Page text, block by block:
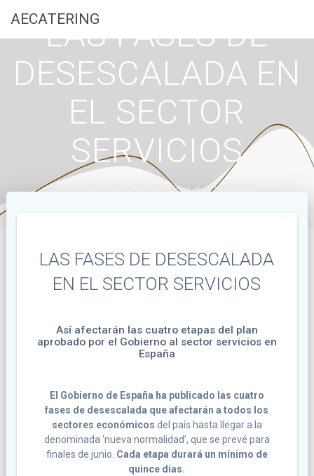
AECATERING
LAS FASES DE
DESESCALADA EN
EL SECTOR
SERVICIOS
Asociación Empresarial de Catering
LAS FASES DE DESESCALADA
EN EL SECTOR SERVICIOS
Así afectarán las cuatro etapas del plan
aprobado por el Gobierno al sector servicios en
España
El Gobierno de España ha publicado las cuatro
fases de desescalada que afectarán a todos los
sectores económicos del país hasta llegar a la
denominada ‘nueva normalidad’, que se prevé para
finales de junio. Cada etapa durará un mínimo de
quince días.